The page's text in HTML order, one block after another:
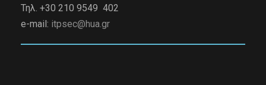
Τηλ. +30 210 9549 402
e-mail: itpsec@hua.gr